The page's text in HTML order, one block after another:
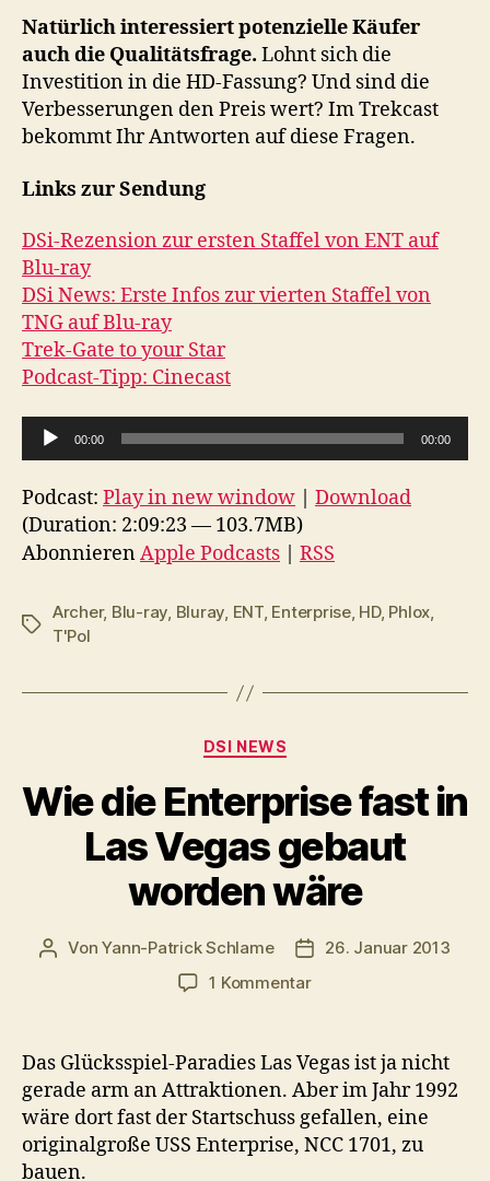
Natürlich interessiert potenzielle Käufer
auch die Qualitätsfrage. Lohnt sich die
Investition in die HD-Fassung? Und sind die
Verbesserungen den Preis wert? Im Trekcast
bekommt Ihr Antworten auf diese Fragen.
Links zur Sendung
DSi-Rezension zur ersten Staffel von ENT auf
Blu-ray
DSi News: Erste Infos zur vierten Staffel von
TNG auf Blu-ray
Trek-Gate to your Star
Podcast-Tipp: Cinecast
u
d
i
o
l
y
00:00 00:00
Podcast: Play in new window
Download
(Duration: 2:09:23 — 103.7MB)
AbonnierenApple Podcasts RSS
Schlagwörter
Archer, Blu-ray, Bluray, ENT, Enterprise, HD, Phlox,
T'Pol
Kategorien
DSI NEWS
Wie die Enterprise fast in
Las Vegas gebaut
worden wäre
Beitragsautor
VonYann-Patrick Schlame
26. Januar 2013
1 Kommentarzu
Enterprise
fast
in
Las
Vegas
Das Glücksspiel-Paradies Las Vegas ist ja nicht
gerade arm an Attraktionen. Aber im Jahr 1992
wäre dort fast der Startschuss gefallen, eine
originalgroße USS Enterprise, NCC 1701, zu
bauen.